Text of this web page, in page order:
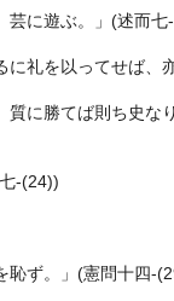
芸に遊ぶ。」(述而七
礼を以ってせば
に勝てば則ち史な
-(24))
恥ず。」(憲問十四-